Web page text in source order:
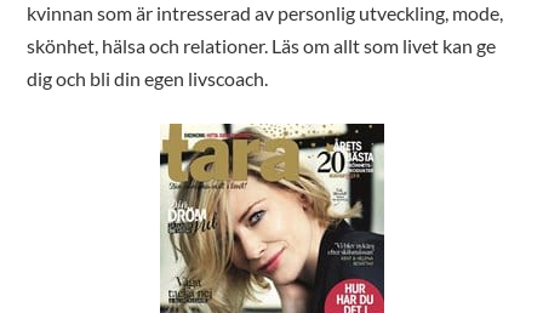
kvinnan som är intresserad av personlig utveckling, mode,
skönhet, hälsa och relationer. Läs om allt som livet kan ge
dig och bli din egen livscoach.